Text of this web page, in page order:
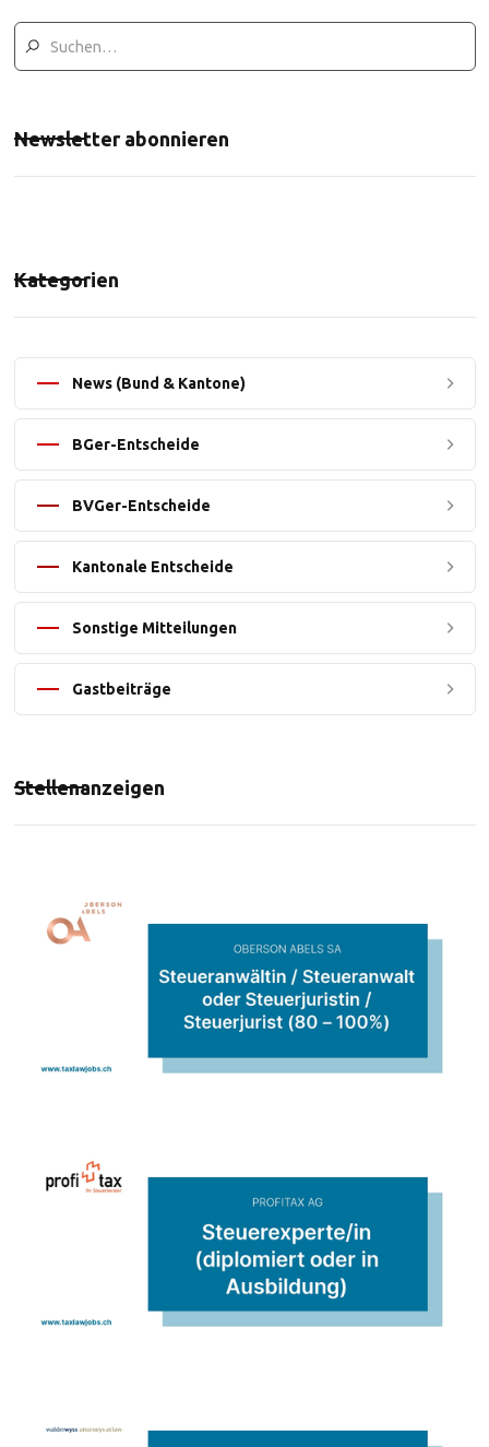
Newsletter abonnieren
Kategorien
News (Bund & Kantone)
BGer-Entscheide
BVGer-Entscheide
Kantonale Entscheide
Sonstige Mitteilungen
Gastbeiträge
Stellenanzeigen